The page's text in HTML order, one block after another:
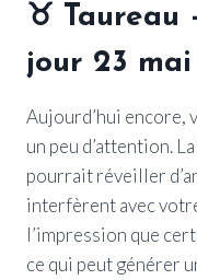
♉ Taureau
jour 23
Aujourd’hui encore,
un peu d’attention.
pourrait réveiller
interfèrent avec
l’impression que
ce qui peut générer